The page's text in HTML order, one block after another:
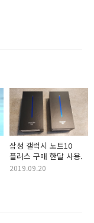
삼성 갤럭시 노트10
플러스 구매 한달 사용.
2019.09.20